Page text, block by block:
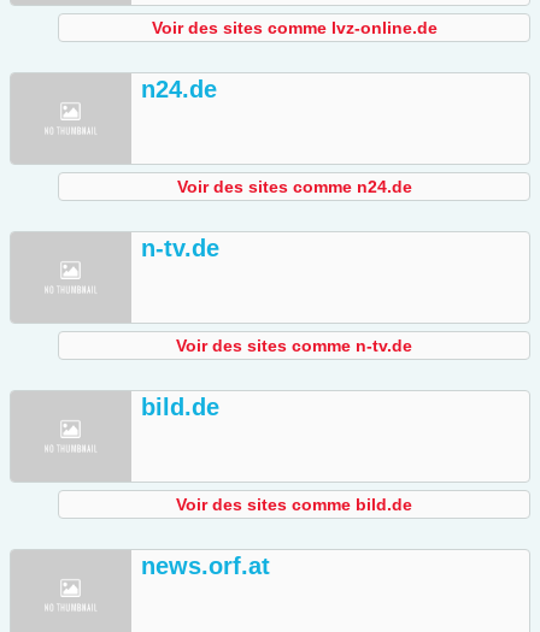
Voir des sites comme lvz-online.de
n24.de
Voir des sites comme n24.de
n-tv.de
Voir des sites comme n-tv.de
bild.de
Voir des sites comme bild.de
news.orf.at